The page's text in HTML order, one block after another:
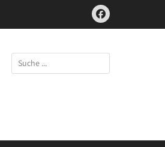
Facebook
Suchen
nach: